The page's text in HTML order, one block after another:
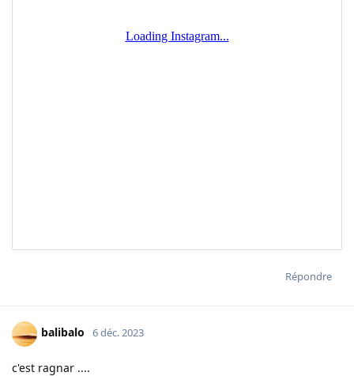
Répondre
balibalo 6 déc. 2023
c'est ragnar ....